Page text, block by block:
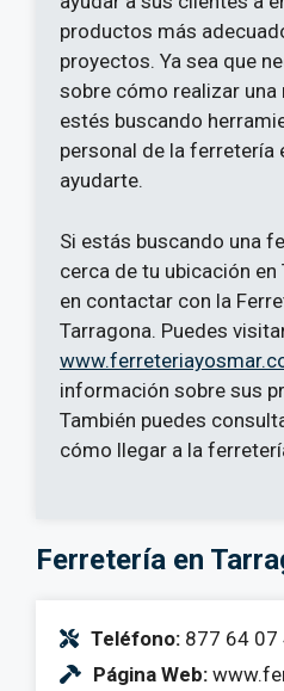
productos más
proyectos. Ya sea que
sobre cómo realizar una
estés buscando
personal de la ferretería
ayudarte.
Si estás buscando una
cerca de tu ubicación en
en contactar con la
Tarragona. Puedes
información sobre sus
También puedes
cómo llegar a la
Ferretería en
Teléfono: 877 64 07
Página Web: